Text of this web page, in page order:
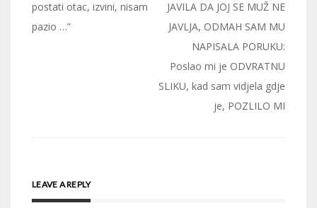
navigation
postati otac, izvini, nisam
pazio …”
JAVILA DA JOJ SE MUŽ NE
JAVLJA, ODMAH SAM MU
NAPISALA PORUKU:
Poslao mi je ODVRATNU
SLIKU, kad sam vidjela gdje
je, POZLILO MI
LEAVE A REPLY